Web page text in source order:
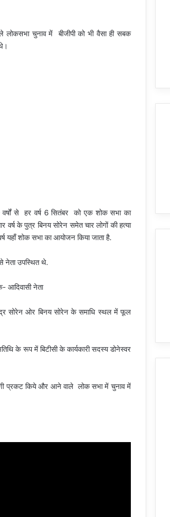
चुनाव में बीजीपी को भी वैसा ही सबक
से हर वर्ष 6 सितंबर को एक शोक सभा का
के पुत्र बिनय सोरेन समेत चार लोगों की हत्या
यहाँ शोक सभा का आयोजन किया जाता है.
नेता उपस्थित थे.
सोरेन ओर बिनय सोरेन के समाधि स्थल में फूल
के रूप में बिटीसी के कार्यकारी सदस्य डोनेस्वर
प्रकट किये और आने वाले लोक सभा में चुनाव में